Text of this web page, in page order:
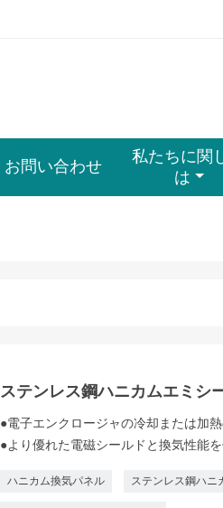
お問い合わせ
私たちに関
は
ステンレス鋼ハニカムエミシ
●電子エンクロージャの冷却または加
●より優れた電磁シールドと換気性能
ハニカム換気パネル ステンレス鋼ハニ